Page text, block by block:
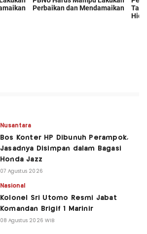
Nusantara
Bos Konter HP Dibunuh Perampok,
Jasadnya Disimpan dalam Bagasi
Honda Jazz
07 Agustus 2026
Nasional
Kolonel Sri Utomo Resmi Jabat
Komandan Brigif 1 Marinir
08 Agustus 2026 WIB